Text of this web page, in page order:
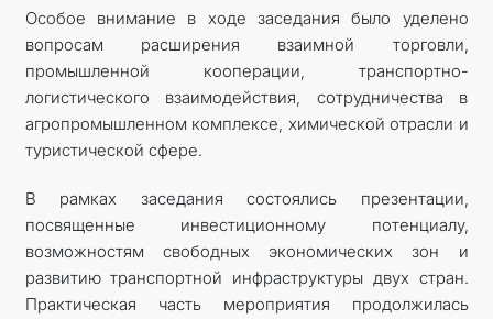
Особое внимание в ходе заседания было уделено
вопросам расширения взаимной торговли,
промышленной кооперации, транспортно-
логистического взаимодействия, сотрудничества в
агропромышленном комплексе, химической отрасли и
туристической сфере.
В рамках заседания состоялись презентации,
посвященные инвестиционному потенциалу,
возможностям свободных экономических зон и
развитию транспортной инфраструктуры двух стран.
Практическая часть мероприятия продолжилась